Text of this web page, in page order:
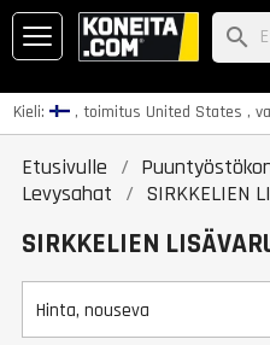
Kieli: , toimitus United States ,
search
Etusivulle
Levysahat
SIRKKELIEN
SIRKKELIEN
Hinta, nouseva